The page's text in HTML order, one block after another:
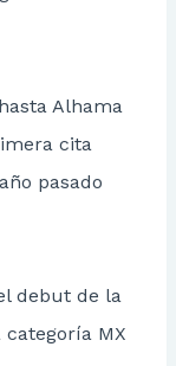
Alhama
cita
pasado
debut de la
MX